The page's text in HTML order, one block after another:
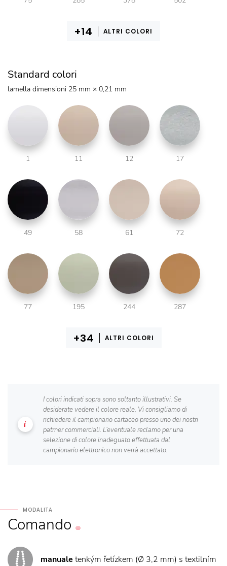
ALTRI COLORI
Standard colori
lamella dimensioni 25 mm × 0,21 mm
1 11 12 17
49 58 61 72
77 195 244 287
ALTRI COLORI
I colori indicati sopra sono soltanto illustrativi. Se
desiderate vedere il colore reale, Vi consigliamo di
richiedere il campionario cartaceo presso uno dei nostri
patrner commerciali. L’eventuale reclamo per una
selezione di colore inadeguato effettuata dal
campionario elettronico non verrà accettato.
MODALITA
Comando
manuale tenkým řetízkem (Ø 3,2 mm) s textilním